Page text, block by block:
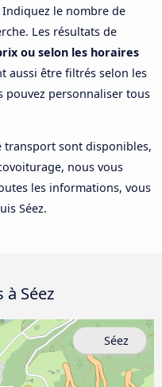
Indiquez le nombre de
Les résultats de
ou selon les horaires
aussi être filtrés selon les
pouvez personnaliser tous
transport sont disponibles,
nous vous
les informations, vous
Séez.
Séez
Séez